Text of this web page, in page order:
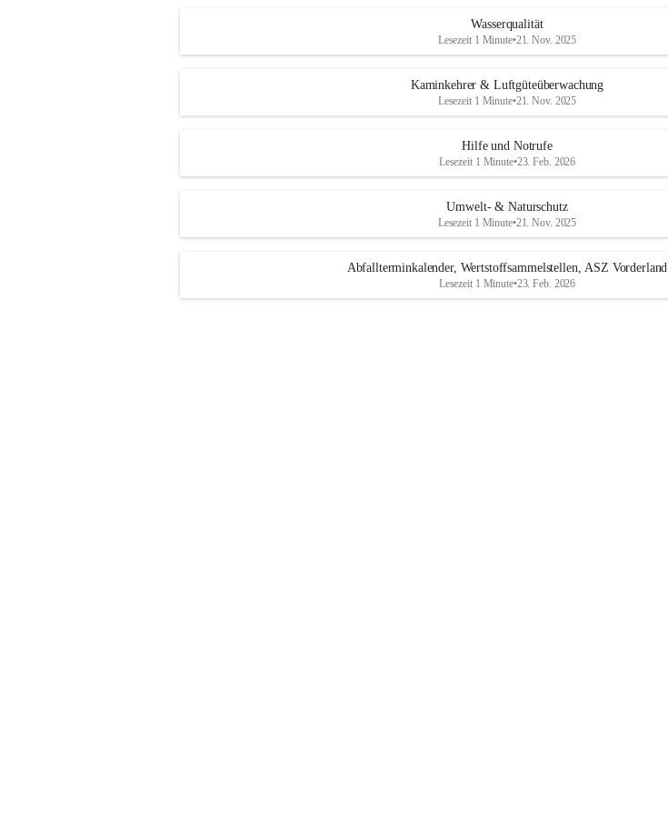
Wasserqualität
Lesezeit 1 Minute•21. Nov. 2025
Kaminkehrer & Luftgüteüberwachung
Lesezeit 1 Minute•21. Nov. 2025
Hilfe und Notrufe
Lesezeit 1 Minute•23. Feb. 2026
Umwelt- & Naturschutz
Lesezeit 1 Minute•21. Nov. 2025
Abfallterminkalender, Wertstoffsammelstellen, ASZ Vorderland
Lesezeit 1 Minute•23. Feb. 2026